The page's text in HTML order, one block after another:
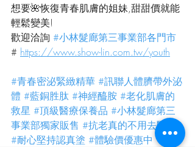
想要🌺恢復青春肌膚的姐妹,甜甜價就能
輕鬆變美!
歡迎洽詢 #小林髮廊第三事業部各門市
# https://www.show-lin.com.tw/youth
#青春密泌緊緻精華 #訊聯人體臍帶外泌
體 #藍銅胜肽 #神經醯胺 #老化肌膚的
救星 #頂級醫療保養品 #小林髮廊第三
事業部獨家販售 #抗老真的不用去醫美
#耐心堅持認真塗 #體驗價優惠中